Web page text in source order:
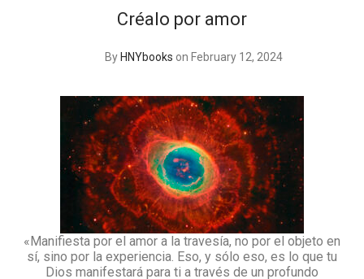
Créalo por amor
By HNYbooks on February 12, 2024
«Manifiesta por el amor a la travesía, no por el objeto en
sí, sino por la experiencia. Eso, y sólo eso, es lo que tu
Dios manifestará para ti a través de un profundo